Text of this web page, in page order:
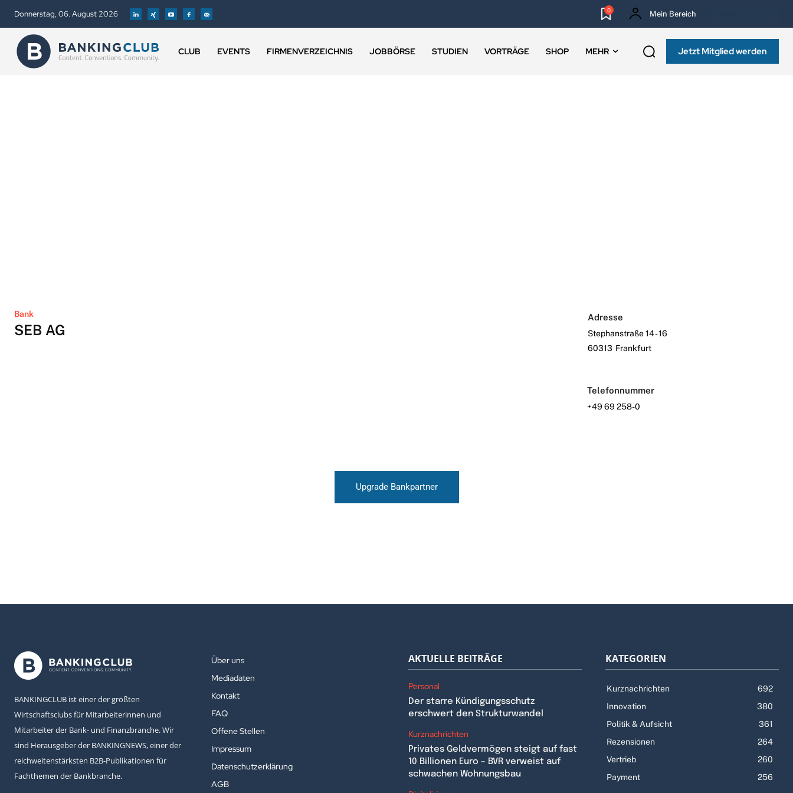
Donnerstag, 06. August 2026 0 Mein Bereich
CLUB EVENTS FIRMENVERZEICHNIS JOBBÖRSE STUDIEN VORTRÄGE SHOP MEHR Jetzt Mitglied werden
Bank
SEB AG
Adresse
Stephanstraße 14 - 16
60313 Frankfurt
Telefonnummer
+49 69 258-0
Upgrade Bankpartner
BANKINGCLUB ist einer der größten
Wirtschaftsclubs für Mitarbeiterinnen und
Mitarbeiter der Bank- und Finanzbranche. Wir
sind Herausgeber der BANKINGNEWS, einer der
reichweitenstärksten B2B-Publikationen für
Fachthemen der Bankbranche.
Über uns
Mediadaten
Kontakt
FAQ
Offene Stellen
Impressum
Datenschutzerklärung
AGB
AKTUELLE BEITRÄGE
Personal
Der starre Kündigungsschutz
erschwert den Strukturwandel
Kurznachrichten
Privates Geldvermögen steigt auf fast
10 Billionen Euro – BVR verweist auf
schwachen Wohnungsbau
KATEGORIEN
Kurznachrichten
692
Innovation
380
Politik & Aufsicht
361
Rezensionen
264
Vertrieb
260
Payment
256